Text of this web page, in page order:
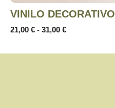
VINILO DECORATIVO
21,00 € - 31,00 €